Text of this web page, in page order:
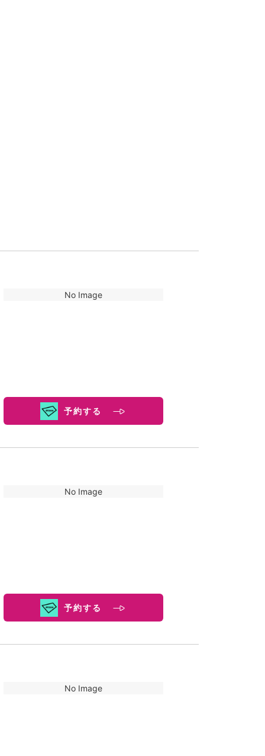
No Image
予約する
No Image
予約する
No Image